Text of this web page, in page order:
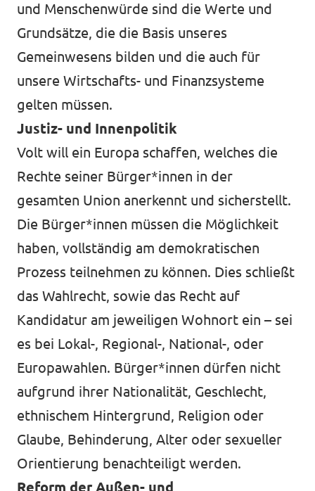
und Menschenwürde sind die Werte und
Grundsätze, die die Basis unseres
Gemeinwesens bilden und die auch für
unsere Wirtschafts- und Finanzsysteme
gelten müssen.
Justiz- und Innenpolitik
Volt will ein Europa schaffen, welches die
Rechte seiner Bürger*innen in der
gesamten Union anerkennt und sicherstellt.
Die Bürger*innen müssen die Möglichkeit
haben, vollständig am demokratischen
Prozess teilnehmen zu können. Dies schließt
das Wahlrecht, sowie das Recht auf
Kandidatur am jeweiligen Wohnort ein – sei
es bei Lokal-, Regional-, National-, oder
Europawahlen. Bürger*innen dürfen nicht
aufgrund ihrer Nationalität, Geschlecht,
ethnischem Hintergrund, Religion oder
Glaube, Behinderung, Alter oder sexueller
Orientierung benachteiligt werden.
Reform der Außen- und